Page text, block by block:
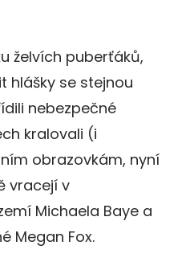
želvích puberťáků,
hlášky se stejnou
nebezpečné
kralovali (i
obrazovkám, nyní
vracejí v
Michaela Baye a
Megan Fox.